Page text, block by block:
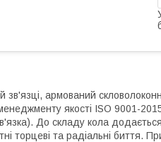
зв'язці, армований
якості ISO 9001-
До складу кола
торцеві та радіальні биття.